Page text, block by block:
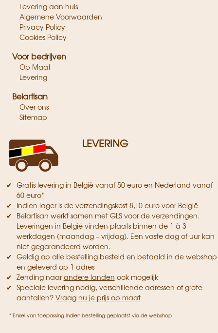
Levering aan huis
Algemene Voorwaarden
Privacy Policy
Cookies Policy
Voor bedrijven
Op Maat
Levering
Belartisan
Over ons
Sitemap
LEVERING
Gratis levering in België vanaf 50 euro en Nederland vanaf
60 euro*
Indien lager is de verzendingskost 8,10 euro voor België
Belartisan werkt samen met GLS voor de verzendingen.
Leveringen in België vinden plaats binnen de 1 à 3
werkdagen (maandag – vrijdag). Een vaste dag of uur kan
niet gegarandeerd worden.
Geldig op alle bestelling besteld en betaald in de webshop
en geleverd op 1 adres
Zending naar andere landen ook mogelijk
Speciale levering nodig, verschillende adressen of grote
aantallen? Vraag nu je prijs op maat
* Enkel van toepassing indien bestelling geplaatst via de webshop